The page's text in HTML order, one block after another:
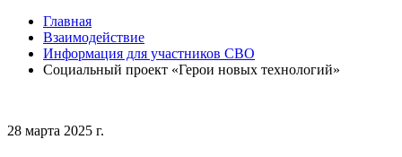
Главная
Взаимодействие
Информация для участников СВО
Социальный проект «Герои новых технологий»
28 марта 2025 г.